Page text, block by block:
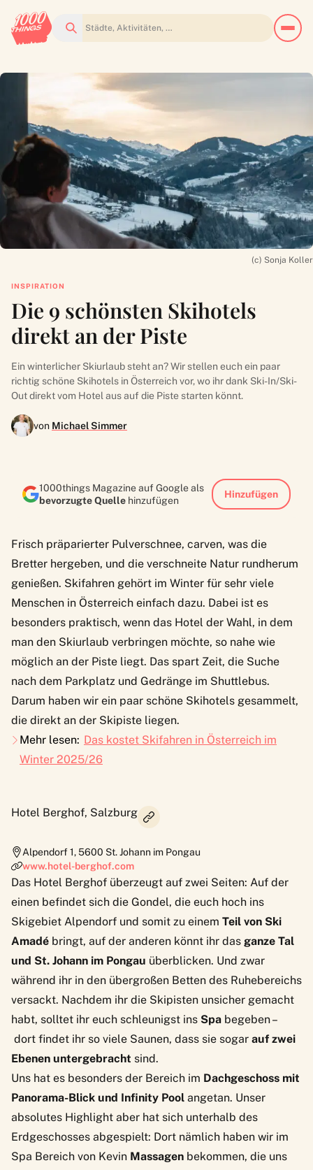
Suchen
(c) Sonja Koller
INSPIRATION
Die 9 schönsten Skihotels
direkt an der Piste
Ein winterlicher Skiurlaub steht an? Wir stellen euch ein paar
richtig schöne Skihotels in Österreich vor, wo ihr dank Ski-In/Ski-
Out direkt vom Hotel aus auf die Piste starten könnt.
von Michael Simmer
1000things Magazine auf Google als
bevorzugte Quelle hinzufügen
Hinzufügen
Frisch präparierter Pulverschnee, carven, was die
Bretter hergeben, und die verschneite Natur rundherum
genießen. Skifahren gehört im Winter für sehr viele
Menschen in Österreich einfach dazu. Dabei ist es
besonders praktisch, wenn das Hotel der Wahl, in dem
man den Skiurlaub verbringen möchte, so nahe wie
möglich an der Piste liegt. Das spart Zeit, die Suche
nach dem Parkplatz und Gedränge im Shuttlebus.
Darum haben wir ein paar schöne Skihotels gesammelt,
die direkt an der Skipiste liegen.
Mehr lesen: Das kostet Skifahren in Österreich im
Winter 2025/26
Hotel Berghof, Salzburg
Alpendorf 1,5600 St. Johann im Pongau
www.hotel-berghof.com
Das Hotel Berghof überzeugt auf zwei Seiten: Auf der
einen befindet sich die Gondel, die euch hoch ins
Skigebiet Alpendorf und somit zu einem Teil von Ski
Amadé bringt, auf der anderen könnt ihr das ganze Tal
und St. Johann im Pongau überblicken. Und zwar
während ihr in den übergroßen Betten des Ruhebereichs
versackt. Nachdem ihr die Skipisten unsicher gemacht
habt, solltet ihr euch schleunigst ins Spa begeben –
dort findet ihr so viele Saunen, dass sie sogar auf zwei
Ebenen untergebracht sind.
Uns hat es besonders der Bereich im Dachgeschoss mit
Panorama-Blick und Infinity Pool angetan. Unser
absolutes Highlight aber hat sich unterhalb des
Erdgeschosses abgespielt: Dort nämlich haben wir im
Spa Bereich von Kevin Massagen bekommen, die uns